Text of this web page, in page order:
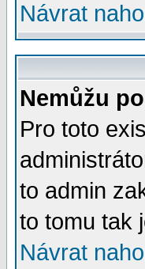
Návrat
Nemůžu
Pro toto
to admin
to tomu tak
Návrat